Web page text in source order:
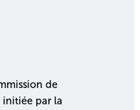
de
initiée par la